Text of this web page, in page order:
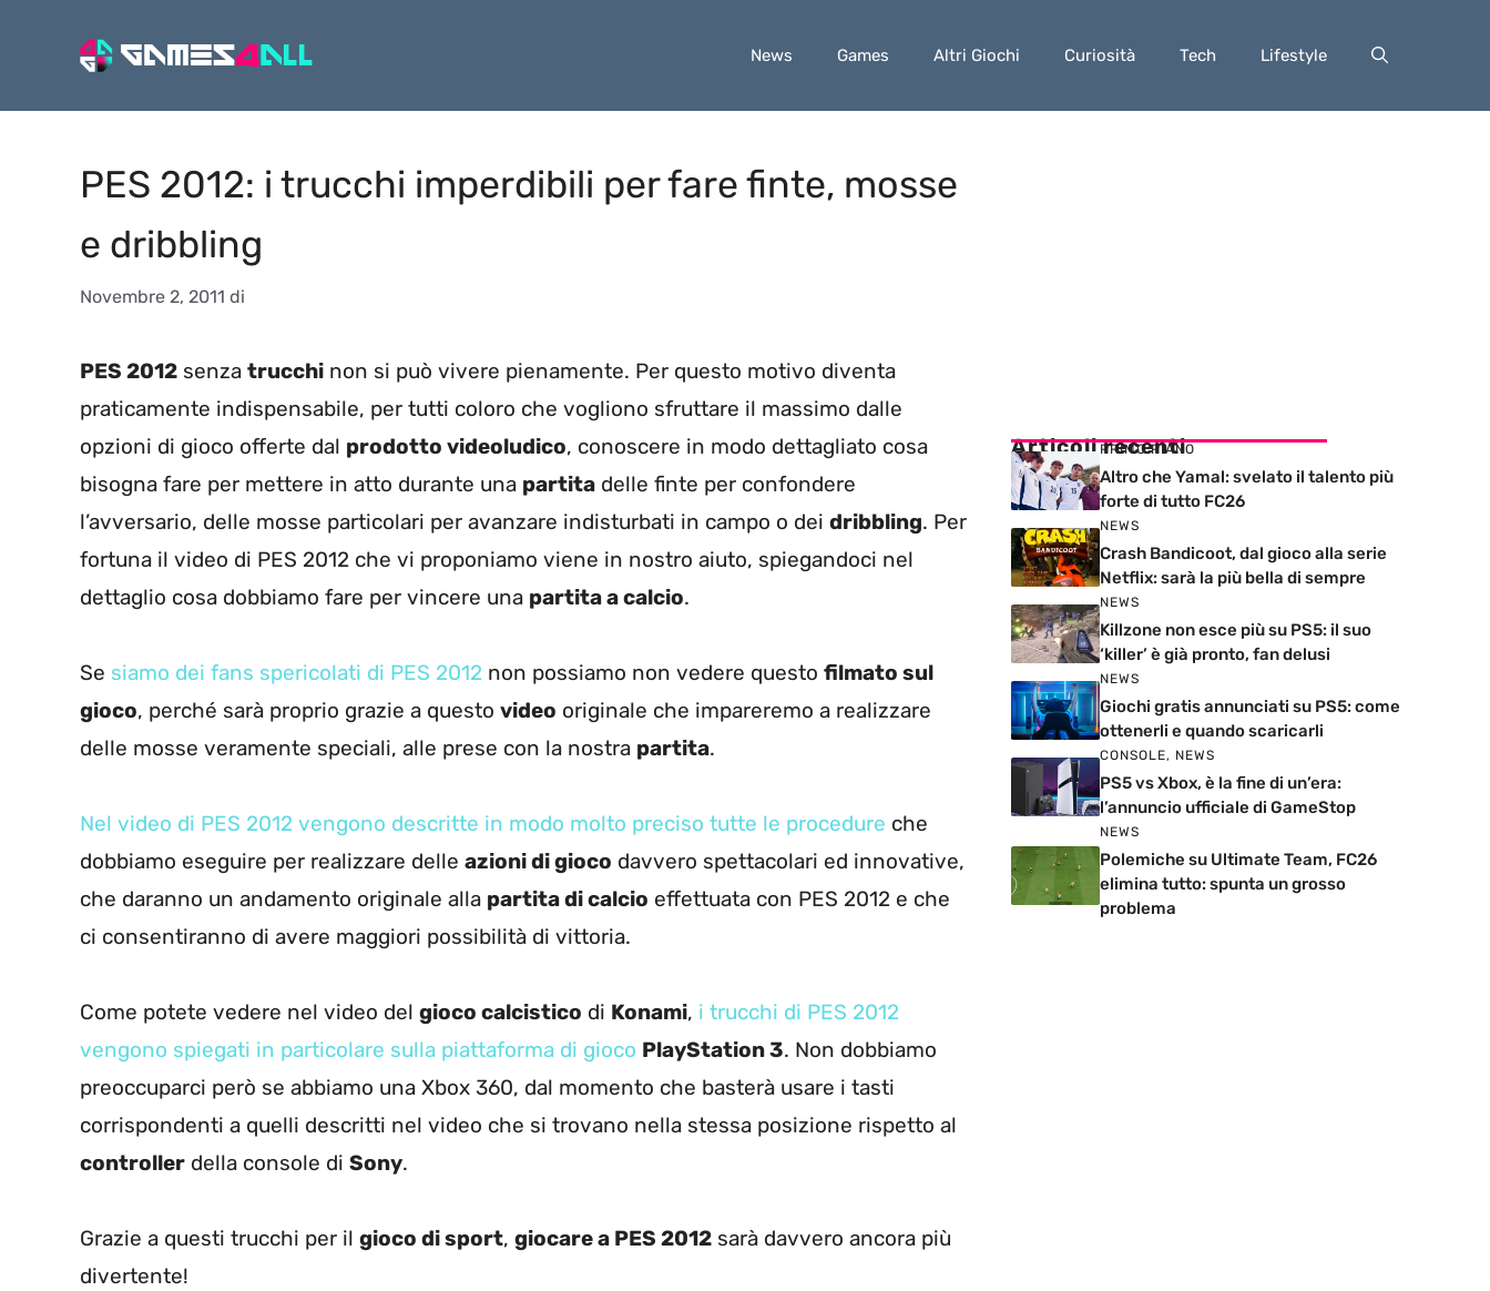
News Games Altri Giochi Curiosità Tech Lifestyle
PES 2012: i trucchi imperdibili per fare finte, mosse
e dribbling
Novembre 2, 2011 di
PES 2012 senza trucchi non si può vivere pienamente. Per questo motivo diventa
praticamente indispensabile, per tutti coloro che vogliono sfruttare il massimo dalle
opzioni di gioco offerte dal prodotto videoludico, conoscere in modo dettagliato cosa
bisogna fare per mettere in atto durante una partita delle finte per confondere
l’avversario, delle mosse particolari per avanzare indisturbati in campo o dei dribbling. Per
fortuna il video di PES 2012 che vi proponiamo viene in nostro aiuto, spiegandoci nel
dettaglio cosa dobbiamo fare per vincere una partita a calcio.
Se siamo dei fans spericolati di PES 2012 non possiamo non vedere questo filmato sul
gioco, perché sarà proprio grazie a questo video originale che impareremo a realizzare
delle mosse veramente speciali, alle prese con la nostra partita.
Nel video di PES 2012 vengono descritte in modo molto preciso tutte le procedure che
dobbiamo eseguire per realizzare delle azioni di gioco davvero spettacolari ed innovative,
che daranno un andamento originale alla partita di calcio effettuata con PES 2012 e che
ci consentiranno di avere maggiori possibilità di vittoria.
Come potete vedere nel video del gioco calcistico di Konami, i trucchi di PES 2012
vengono spiegati in particolare sulla piattaforma di gioco PlayStation 3. Non dobbiamo
preoccuparci però se abbiamo una Xbox 360, dal momento che basterà usare i tasti
corrispondenti a quelli descritti nel video che si trovano nella stessa posizione rispetto al
controller della console di Sony.
Grazie a questi trucchi per il gioco di sport, giocare a PES 2012 sarà davvero ancora più
divertente!
Articoli recenti
PRIMO PIANO
Altro che Yamal: svelato il talento più
forte di tutto FC26
NEWS
Crash Bandicoot, dal gioco alla serie
Netflix: sarà la più bella di sempre
NEWS
Killzone non esce più su PS5: il suo
‘killer’ è già pronto, fan delusi
NEWS
Giochi gratis annunciati su PS5: come
ottenerli e quando scaricarli
CONSOLE, NEWS
PS5 vs Xbox, è la fine di un’era:
l’annuncio ufficiale di GameStop
NEWS
Polemiche su Ultimate Team, FC26
elimina tutto: spunta un grosso
problema